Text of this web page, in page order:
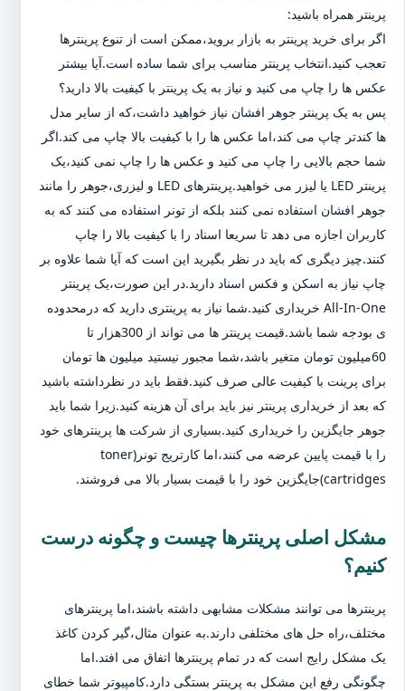
پرینتر همراه باشید:
اگر برای خرید پرینتر به بازار بروید،ممکن است از تنوع پرینترها
تعجب کنید.انتخاب پرینتر مناسب برای شما ساده است.آیا بیشتر
عکس ها را چاپ می کنید و نیاز به یک پرینتر با کیفیت بالا دارید؟
پس به یک پرینتر جوهر افشان نیاز خواهید داشت،که از سایر مدل
ها کندتر چاپ می کند،اما عکس ها را با کیفیت بالا چاپ می کند.اگر
شما حجم بالایی را چاپ می کنید و عکس ها را چاپ نمی کنید،یک
پرینتر LED یا لیزر می خواهید.پرینترهای LED و لیزری،جوهر را مانند
جوهر افشان استفاده نمی کنند بلکه از تونر استفاده می کنند که به
کاربران اجازه می دهد تا سریعا اسناد را با کیفیت بالا را چاپ
کنند.چیز دیگری که باید در نظر بگیرید این است که آیا شما علاوه بر
چاپ نیاز به اسکن و فکس اسناد دارید.در این صورت،یک پرینتر
All-In-One خریداری کنید.شما نیاز به پرینتری دارید که درمحدوده
ی بودجه شما باشد.قیمت پرینتر ها می تواند از 300هزار تا
60میلیون تومان متغیر باشد،شما مجبور نیستید میلیون ها تومان
برای پرینت با کیفیت عالی صرف کنید.فقط باید در نظرداشته باشید
که بعد از خریداری پرینتر نیز باید برای آن هزینه کنید.زیرا شما باید
جوهر جایگزین را خریداری کنید.بسیاری از شرکت ها پرینترهای خود
را با قیمت پایین عرضه می کنند،اما کارتریج تونر(toner
cartridges)جایگزین خود را با قیمت بسیار بالا می فروشند.
مشکل اصلی پرینترها چیست و چگونه درست
کنیم؟
پرینترها می توانند مشکلات مشابهی داشته باشند،اما پرینترهای
مختلف،راه حل های مختلفی دارند.به عنوان مثال،گیر کردن کاغذ
یک مشکل رایج است که در تمام پرینترها اتفاق می افتد.اما
چگونگی رفع این مشکل به پرینتر بستگی دارد.کامپیوتر شما خطای